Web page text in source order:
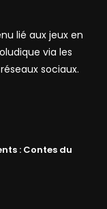
lié aux jeux en
via les
sociaux.
: Contes du